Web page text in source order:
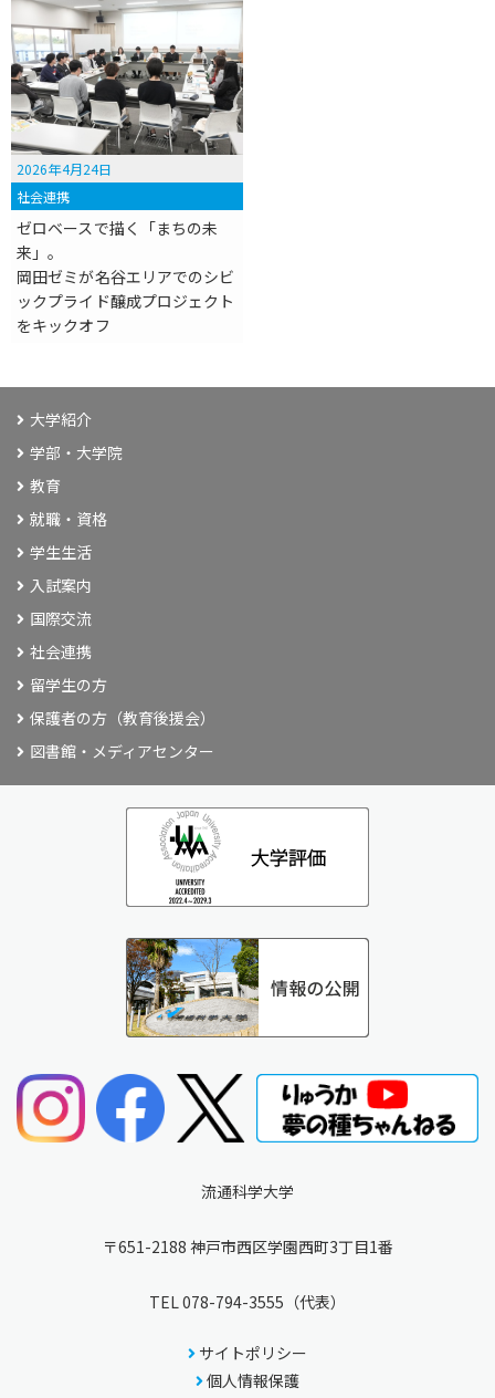
2026年4月24日
社会連携
ゼロベースで描く「まちの未
来」。
岡田ゼミが名谷エリアでのシビ
ックプライド醸成プロジェクト
をキックオフ
大学紹介
学部・大学院
教育
就職・資格
学生生活
入試案内
国際交流
社会連携
留学生の方
保護者の方（教育後援会）
図書館・メディアセンター
流通科学大学
〒651-2188 神戸市西区学園西町3丁目1番
TEL078-794-3555 （代表）
サイトポリシー
個人情報保護